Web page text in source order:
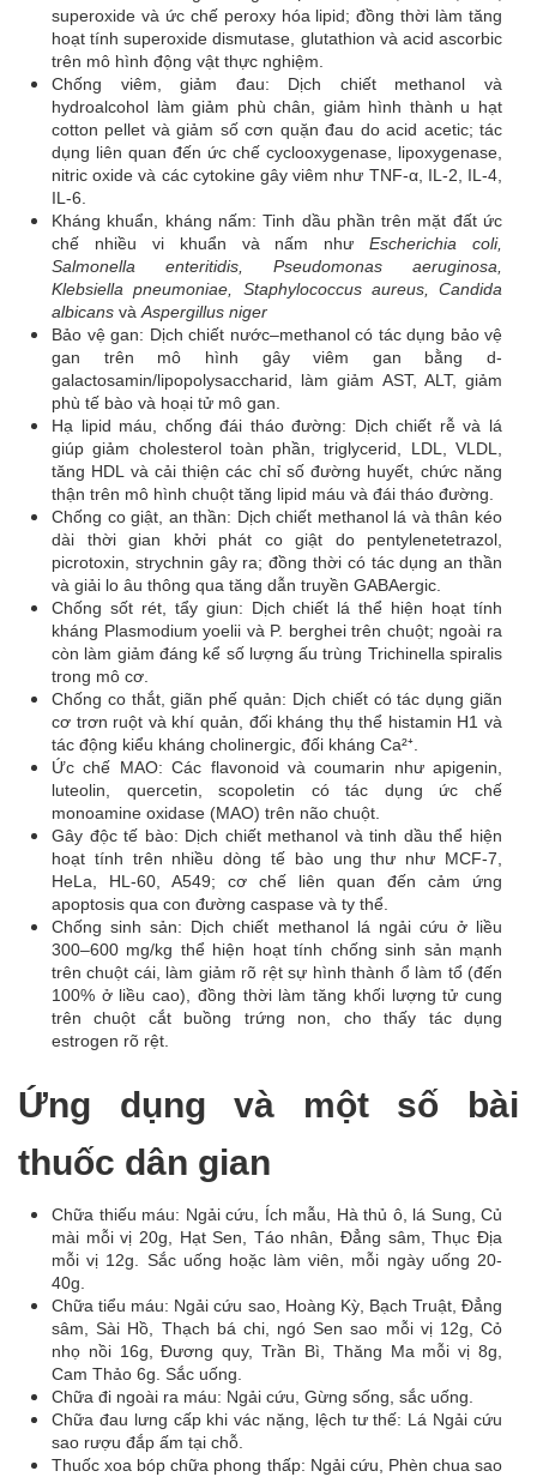
superoxide và ức chế peroxy hóa lipid; đồng thời làm tăng
hoạt tính superoxide dismutase, glutathion và acid ascorbic
trên mô hình động vật thực nghiệm.
Chống viêm, giảm đau: Dịch chiết methanol và
hydroalcohol làm giảm phù chân, giảm hình thành u hạt
cotton pellet và giảm số cơn quặn đau do acid acetic; tác
dụng liên quan đến ức chế cyclooxygenase, lipoxygenase,
nitric oxide và các cytokine gây viêm như TNF-α, IL-2, IL-4,
IL-6.
Kháng khuẩn, kháng nấm: Tinh dầu phần trên mặt đất ức
chế nhiều vi khuẩn và nấm nhưEscherichia coli,
Salmonella enteritidis, Pseudomonas aeruginosa,
Klebsiella pneumoniae, Staphylococcus aureus, Candida
albicans vàAspergillus niger
Bảo vệ gan: Dịch chiết nước–methanol có tác dụng bảo vệ
gan trên mô hình gây viêm gan bằng d-
galactosamin/lipopolysaccharid, làm giảm AST, ALT, giảm
phù tế bào và hoại tử mô gan.
Hạ lipid máu, chống đái tháo đường: Dịch chiết rễ và lá
giúp giảm cholesterol toàn phần, triglycerid, LDL, VLDL,
tăng HDL và cải thiện các chỉ số đường huyết, chức năng
thận trên mô hình chuột tăng lipid máu và đái tháo đường.
Chống co giật, an thần: Dịch chiết methanol lá và thân kéo
dài thời gian khởi phát co giật do pentylenetetrazol,
picrotoxin, strychnin gây ra; đồng thời có tác dụng an thần
và giải lo âu thông qua tăng dẫn truyền GABAergic.
Chống sốt rét, tẩy giun: Dịch chiết lá thể hiện hoạt tính
kháng Plasmodium yoelii và P. berghei trên chuột; ngoài ra
còn làm giảm đáng kể số lượng ấu trùng Trichinella spiralis
trong mô cơ.
Chống co thắt, giãn phế quản: Dịch chiết có tác dụng giãn
cơ trơn ruột và khí quản, đối kháng thụ thể histamin H1 và
tác động kiểu kháng cholinergic, đối kháng Ca²⁺.
Ức chế MAO: Các flavonoid và coumarin như apigenin,
luteolin, quercetin, scopoletin có tác dụng ức chế
monoamine oxidase (MAO) trên não chuột.
Gây độc tế bào: Dịch chiết methanol và tinh dầu thể hiện
hoạt tính trên nhiều dòng tế bào ung thư như MCF-7,
HeLa, HL-60, A549; cơ chế liên quan đến cảm ứng
apoptosis qua con đường caspase và ty thể.
Chống sinh sản: Dịch chiết methanol lá ngải cứu ở liều
300–600 mg/kg thể hiện hoạt tính chống sinh sản mạnh
trên chuột cái, làm giảm rõ rệt sự hình thành ổ làm tổ (đến
100% ở liều cao), đồng thời làm tăng khối lượng tử cung
trên chuột cắt buồng trứng non, cho thấy tác dụng
estrogen rõ rệt.
Ứng dụng và một số bài
thuốc dân gian
Chữa thiếu máu: Ngải cứu, Ích mẫu, Hà thủ ô, lá Sung, Củ
mài mỗi vị 20g, Hạt Sen, Táo nhân, Đẳng sâm, Thục Địa
mỗi vị 12g. Sắc uống hoặc làm viên, mỗi ngày uống 20-
40g.
Chữa tiểu máu: Ngải cứu sao, Hoàng Kỳ, Bạch Truật, Đẳng
sâm, Sài Hồ, Thạch bá chi, ngó Sen sao mỗi vị 12g, Cỏ
nhọ nồi 16g, Đương quy, Trần Bì, Thăng Ma mỗi vị 8g,
Cam Thảo 6g. Sắc uống.
Chữa đi ngoài ra máu: Ngải cứu, Gừng sống, sắc uống.
Chữa đau lưng cấp khi vác nặng, lệch tư thế: Lá Ngải cứu
sao rượu đắp ấm tại chỗ.
Thuốc xoa bóp chữa phong thấp: Ngải cứu, Phèn chua sao